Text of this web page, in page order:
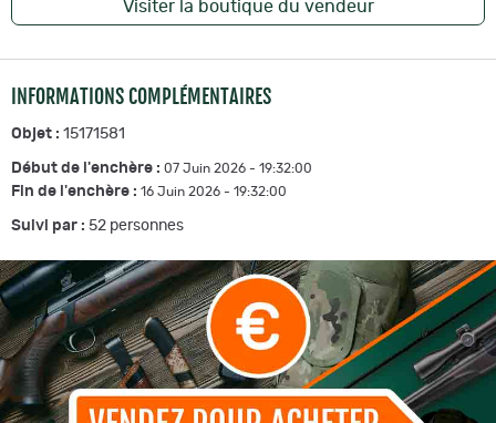
Visiter la boutique du vendeur
INFORMATIONS COMPLÉMENTAIRES
Objet : 15171581
Début de l'enchère : 07 Juin 2026 - 19:32:00
Fin de l'enchère : 16 Juin 2026 - 19:32:00
Suivi par : 52 personnes